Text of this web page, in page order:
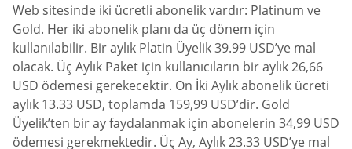
Web sitesinde iki ücretli abonelik vardır: Platinum ve
Gold. Her iki abonelik planı da üç dönem için
kullanılabilir. Bir aylık Platin Üyelik 39.99 USD’ye mal
olacak. Üç Aylık Paket için kullanıcıların bir aylık 26,66
USD ödemesi gerekecektir. On İki Aylık abonelik ücreti
aylık 13.33 USD, toplamda 159,99 USD’dir. Gold
Üyelik’ten bir ay faydalanmak için abonelerin 34,99 USD
ödemesi gerekmektedir. Üç Ay, Aylık 23.33 USD’ye mal